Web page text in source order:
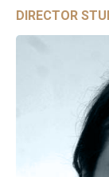
DIRECTOR